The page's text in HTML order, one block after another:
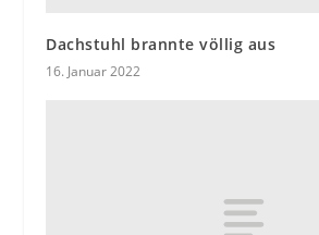
Dachstuhl brannte völlig aus
16. Januar 2022